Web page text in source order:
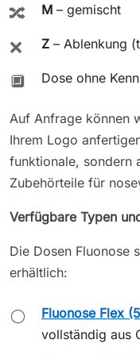
🔀 M – gemischt
❌ Z – Ablenkung
🔲 Dose ohne
Auf Anfrage können
Ihrem Logo
funktionale, sondern
Zubehörteile für
Verfügbare Typen
Die Dosen Fluonose
erhältlich:
⚪ Fluonose Flex
vollständig aus